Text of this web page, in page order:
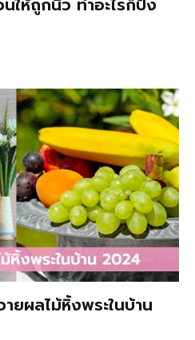
ห้ถูกนิ้ว ทำอะไรก็ปัง
ยผลไม้หิ้งพระในบ้าน